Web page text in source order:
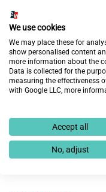
Fundación Integra
Premios Solidarios
We use cookies
We may place these for
show personalised content
more information about the
Data is collected for the
measuring the effectiveness
with Google LLC, more
Accept all
No, adjust